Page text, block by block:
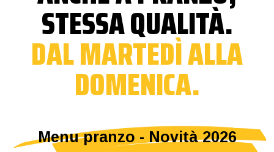
STESSA QUALITÀ.
DAL MARTEDÌ ALLA
DOMENICA.
Menu pranzo - Novità 2026